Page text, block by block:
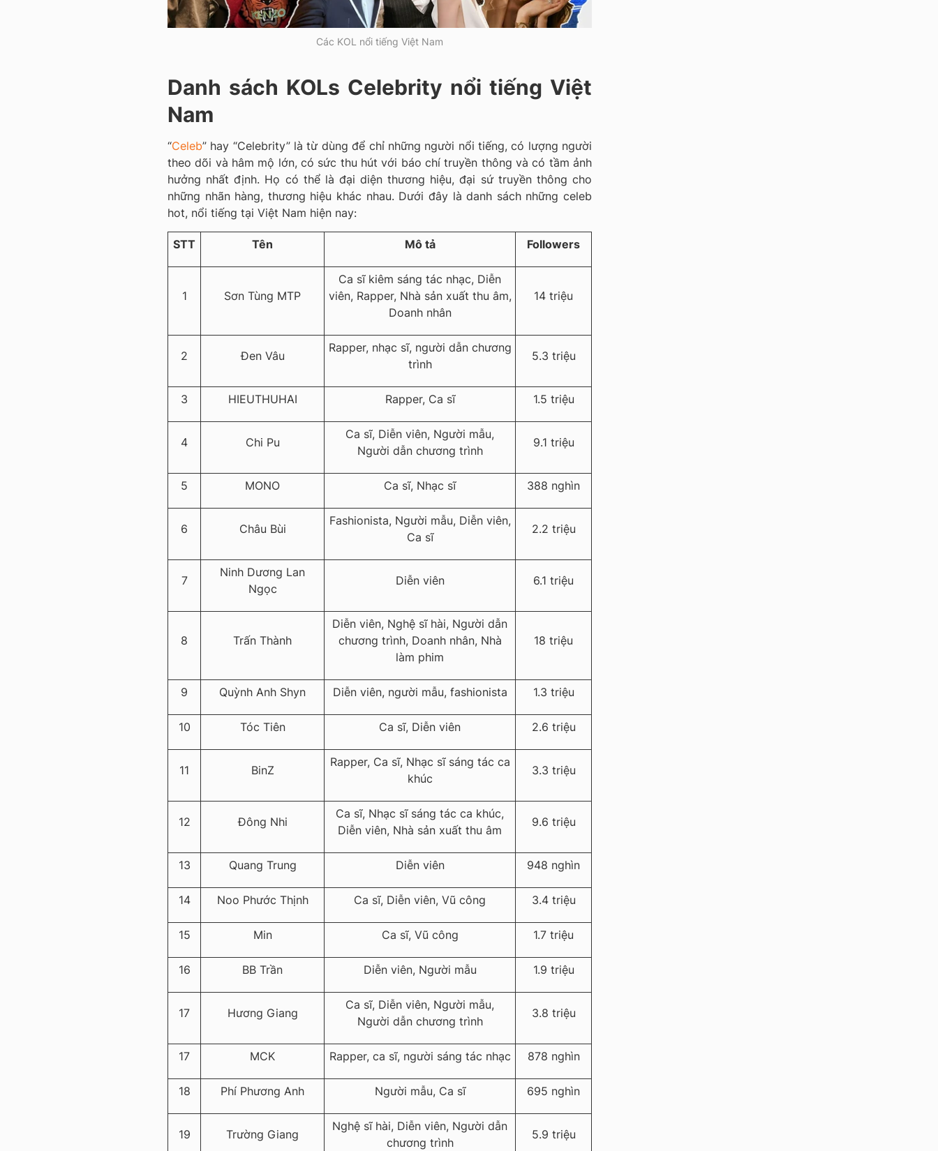
Các KOL nổi tiếng Việt Nam
Danh sách KOLs Celebrity nổi tiếng Việt
Nam
“Celeb” hay “Celebrity” là từ dùng để chỉ những người nổi tiếng, có lượng người
theo dõi và hâm mộ lớn, có sức thu hút với báo chí truyền thông và có tầm ảnh
hưởng nhất định. Họ có thể là đại diện thương hiệu, đại sứ truyền thông cho
những nhãn hàng, thương hiệu khác nhau. Dưới đây là danh sách những celeb
hot, nổi tiếng tại Việt Nam hiện nay:
STT Tên Mô tả Followers
1 Sơn Tùng MTP
Ca sĩ kiêm sáng tác nhạc, Diễn
viên, Rapper, Nhà sản xuất thu âm,
Doanh nhân
14 triệu
2 Đen Vâu
Rapper, nhạc sĩ, người dẫn chương
trình
5.3 triệu
3 HIEUTHUHAI Rapper, Ca sĩ 1.5 triệu
4 Chi Pu
Ca sĩ, Diễn viên, Người mẫu,
Người dẫn chương trình
9.1 triệu
5 MONO Ca sĩ, Nhạc sĩ 388 nghìn
6 Châu Bùi
Fashionista, Người mẫu, Diễn viên,
Ca sĩ
2.2 triệu
7
Ninh Dương Lan
Ngọc
Diễn viên 6.1 triệu
8 Trấn Thành
Diễn viên, Nghệ sĩ hài, Người dẫn
chương trình, Doanh nhân, Nhà
làm phim
18 triệu
9 Quỳnh Anh Shyn Diễn viên, người mẫu, fashionista 1.3 triệu
10 Tóc Tiên Ca sĩ, Diễn viên 2.6 triệu
11 BinZ
Rapper, Ca sĩ, Nhạc sĩ sáng tác ca
khúc
3.3 triệu
12 Đông Nhi
Ca sĩ, Nhạc sĩ sáng tác ca khúc,
Diễn viên, Nhà sản xuất thu âm
9.6 triệu
13 Quang Trung Diễn viên 948 nghìn
14 Noo Phước Thịnh Ca sĩ, Diễn viên, Vũ công 3.4 triệu
15 Min Ca sĩ, Vũ công 1.7 triệu
16 BB Trần Diễn viên, Người mẫu 1.9 triệu
17 Hương Giang
Ca sĩ, Diễn viên, Người mẫu,
Người dẫn chương trình
3.8 triệu
17 MCK Rapper, ca sĩ, người sáng tác nhạc 878 nghìn
18 Phí Phương Anh Người mẫu, Ca sĩ 695 nghìn
19 Trường Giang
Nghệ sĩ hài, Diễn viên, Người dẫn
chương trình
5.9 triệu